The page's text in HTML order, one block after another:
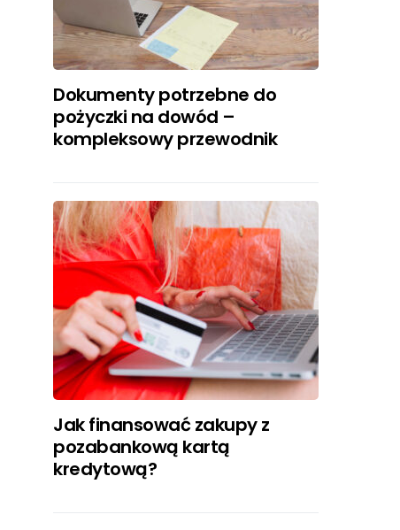
Dokumenty potrzebne do
pożyczki na dowód –
kompleksowy przewodnik
Jak finansować zakupy z
pozabankową kartą
kredytową?